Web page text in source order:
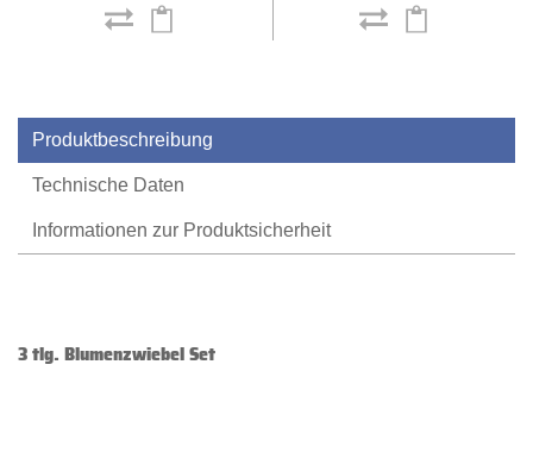
Produktbeschreibung
Technische Daten
Informationen zur Produktsicherheit
3 tlg. Blumenzwiebel Set